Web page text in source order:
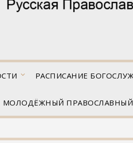
РАСПИСАНИЕ
МОЛОДЁЖНЫЙ ПРАВОСЛАВНЫЙ